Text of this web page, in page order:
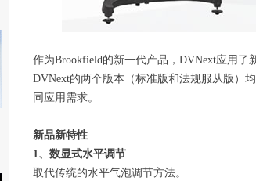
作为Brookfield的新一代产品，DVNext应用了
DVNext的两个版本（标准版和法规服从版）
同应用需求。
新品新特性
1、数显式水平调节
取代传统的水平气泡调节方法。